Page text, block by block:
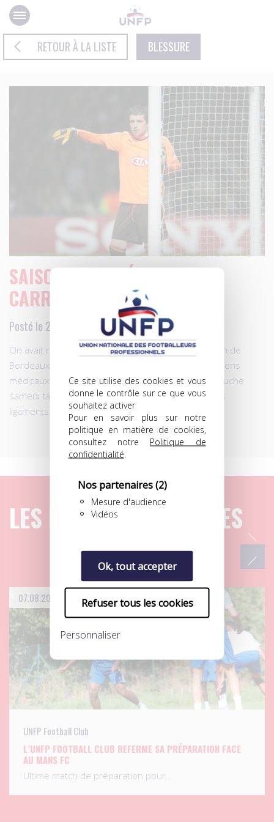
Panneau de gestion des cookies
Ce site utilise des cookies et vous
donne le contrôle sur ce que vous
souhaitez activer
Pour en savoir plus sur notre
politique en matière de cookies,
consultez notre Politique de
confidentialité
Nos partenaires(2)
Mesure d'audience
Vidéos
Ok, tout accepter
Refuser tous les cookies
Personnaliser
RETOUR À LA LISTE BLESSURE
SAISON TERMINÉE POUR
CARRASSO!
Posté le 25.01.2016 à 17h02
On avait raison de s’inquiéter… La saison du gardien de
Bordeaux, Cédric Carrasso, est terminée, des examens
médicaux effectués après sa blessure au genou gauche
samedi face à Nantes ayant révélé une rupture des
ligaments croisés.
LES DERNIERS ARTICLES
07.08.2026
UNFP Football Club
L’UNFP FOOTBALL CLUB REFERME SA PRÉPARATION FACE
AU MANS FC
Ultime match de préparation pour…